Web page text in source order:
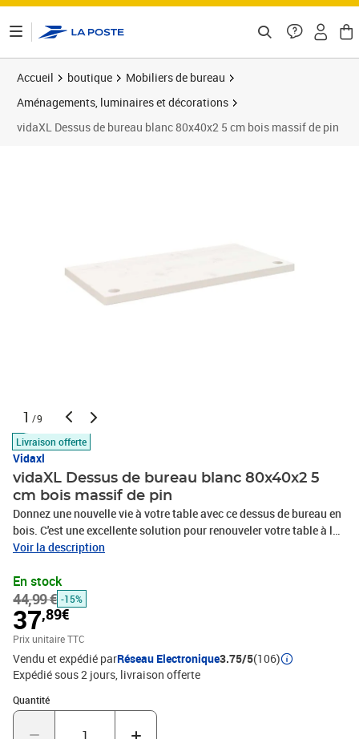
Accueil boutique
Mobiliers de bureau
Aménagements, luminaires et décorations
vidaXL Dessus de bureau blanc 80x40x2 5 cm bois massif de pin
1 /9
Livraison offerte
Vidaxl
vidaXL Dessus de bureau blanc 80x40x2 5
cm bois massif de pin
Donnez une nouvelle vie à votre table avec ce dessus de bureau en
bois. C'est une excellente solution pour renouveler votre table à la
maison ou dans un cadre commercial. Matériau durable : le bois
un grain droit et les nœuds donnent au matériau son aspect
caractéristique et rustique.Utilisations multiples : le dessus de
bureau convient à différents scénarios tels que le bureau à
domicile, l'étude, la peinture et le jeu, vous offrant ainsi une plus
grande variété d'expériences d'utilisation.Surface traitée : le
dessus de table a été traité avec une peinture blanche, il est donc
prêt à l'emploi car une finition supplémentaire n'est pas
nécessaire.Design à bords arrondis : les coins arrondis du dessus
de bureau réduisent efficacement les risques de blessures ou
d'écrasement.Trou de câble pratique : le dessus de bureau de
Voir la description
En stock
44,99 € -15%
37,89€
Prix unitaire TTC
Vendu et expédié parRéseau Electronique3.75/5(106)
Expédié sous 2 jours livraison offerte
Quantité
Quantité : 1